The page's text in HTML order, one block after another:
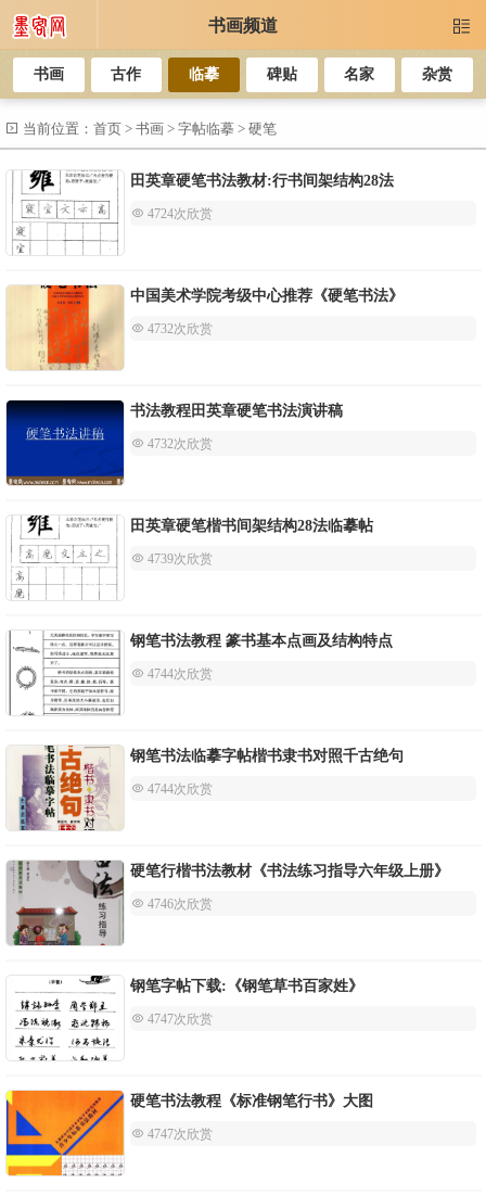
书画频道 
书画 古作 临摹 碑贴 名家 杂赏
 当前位置： 首页 > 书画 > 字帖临摹 > 硬笔
田英章硬笔书法教材:行书间架结构28法
 4724次欣赏
中国美术学院考级中心推荐《硬笔书法》
 4732次欣赏
书法教程田英章硬笔书法演讲稿
 4732次欣赏
田英章硬笔楷书间架结构28法临摹帖
 4739次欣赏
钢笔书法教程 篆书基本点画及结构特点
 4744次欣赏
钢笔书法临摹字帖楷书隶书对照千古绝句
 4744次欣赏
硬笔行楷书法教材《书法练习指导六年级上册》
 4746次欣赏
钢笔字帖下载:《钢笔草书百家姓》
 4747次欣赏
硬笔书法教程《标准钢笔行书》大图
 4747次欣赏